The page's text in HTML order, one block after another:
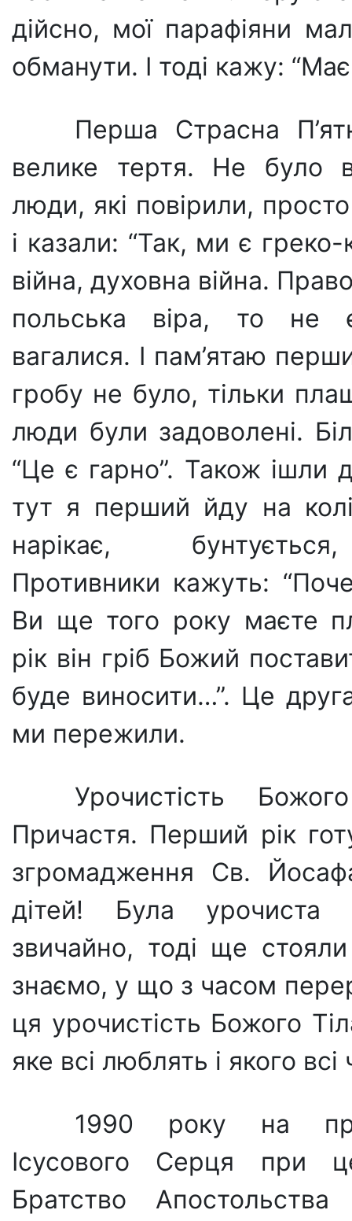
дійсно, мої парафіяни
обманути. І тоді кажу:
Перша Страсна
велике тертя. Не було
люди, які повірили,
і казали: “Так, ми є
війна, духовна війна.
польська віра, то не
вагалися. І пам’ятаю
гробу не було, тільки
люди були задоволені.
“Це є гарно”. Також ішли
тут я перший йду на
нарікає,
Противники кажуть:
Ви ще того року маєте
рік він гріб Божий
буде виносити…”. Це
ми пережили.
Урочистість
Причастя. Перший рік
згромадження Св.
дітей! Була урочиста
звичайно, тоді ще
знаємо, у що з часом
ця урочистість Божого
яке всі люблять і якого
1990 року на
Ісусового Серця при
Братство